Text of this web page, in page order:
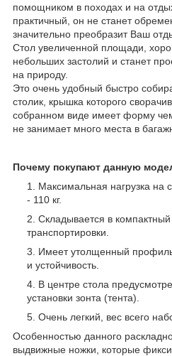
помощником в походах и на
практичный, он не станет
значительно преобразит Ваш
Стол увеличенной площади,
небольших застолий и станет
на природу.
Это очень удобный быстро
столик, крышка которого
собранном виде имеет форму
не занимает много места в
Почему покупают данную
Максимальная нагрузка на
- 110 кг.
Складывается в компактный
транспортировки.
Имеет утолщенный
и устойчивость.
В центре стола
установки зонта (тента).
Очень легкий, вес всего
Особенностью данного
выдвижные ножки, которые